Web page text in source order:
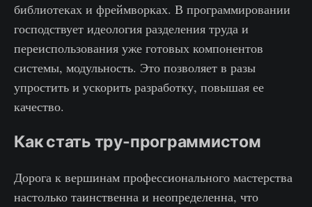
библиотеках и фреймворках. В программировании
господствует идеология разделения труда и
переиспользования уже готовых компонентов
системы, модульность. Это позволяет в разы
упростить и ускорить разработку, повышая ее
качество.
Как стать тру-программистом
Дорога к вершинам профессионального мастерства
настолько таинственна и неопределенна, что